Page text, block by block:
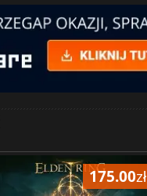
175.00zł